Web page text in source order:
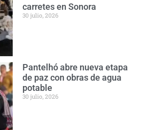
carretes en Sonora
30 julio, 2026
Pantelhó abre nueva etapa
de paz con obras de agua
potable
30 julio, 2026